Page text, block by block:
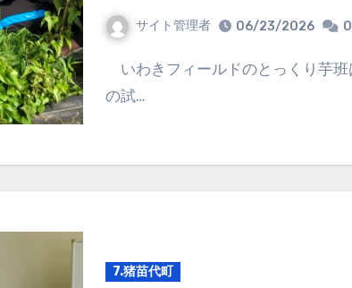
サイト管理者 06/23/2026
いわきフィールドのとっくり芋班は6月19日、いわき市内
の試…
7.猪苗代町